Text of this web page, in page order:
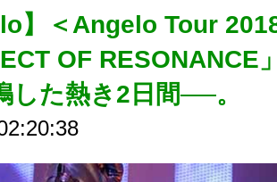
】＜Angelo Tour
OF RESONANCE
した熱き2日間──。